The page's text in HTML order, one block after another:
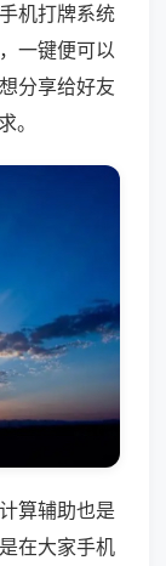
机打牌系统
一键便可以
分享给好友
。
算辅助也是
在大家手机